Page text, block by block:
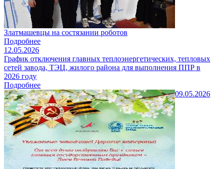
Златмашевцы на состязании роботов
Подробнее
12.05.2026
График отключения главных теплоэнергетических, тепловых
сетей завода, ТЭЦ, жилого района для выполнения ППР в
2026 году
Подробнее
09.05.2026